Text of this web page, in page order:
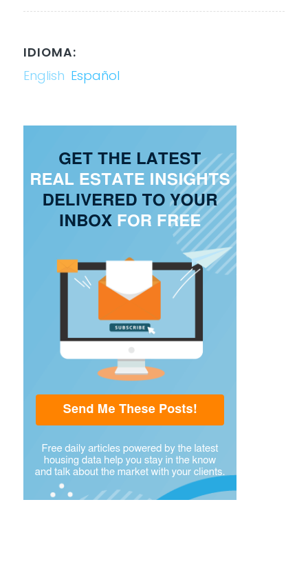
IDIOMA:
English Español